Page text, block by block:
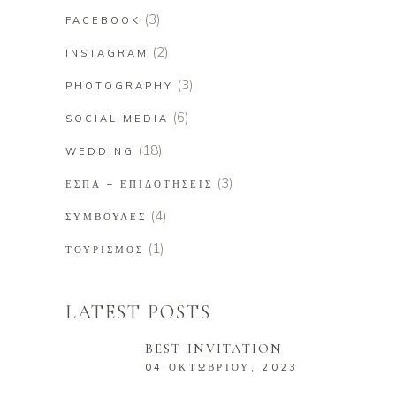
FACEBOOK (3)
INSTAGRAM (2)
PHOTOGRAPHY (3)
SOCIAL MEDIA (6)
WEDDING (18)
ΕΣΠΑ – ΕΠΙΔΟΤΉΣΕΙΣ (3)
ΣΥΜΒΟΥΛΈΣ (4)
ΤΟΥΡΙΣΜΌΣ (1)
LATEST POSTS
BEST INVITATION
04 ΟΚΤΩΒΡΊΟΥ, 2023